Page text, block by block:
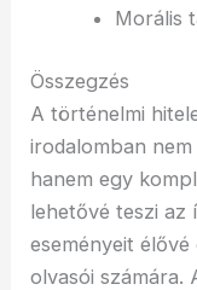
Morális
Összegzés
A történelmi
irodalomban
hanem egy
lehetővé teszi az
eseményeit
olvasói számára.